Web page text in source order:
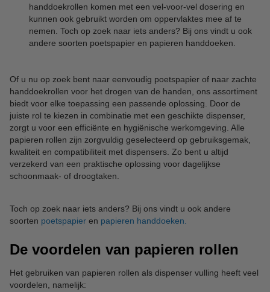
handdoekrollen komen met een vel-voor-vel dosering en
kunnen ook gebruikt worden om oppervlaktes mee af te
nemen. Toch op zoek naar iets anders? Bij ons vindt u ook
andere soorten poetspapier en papieren handdoeken.
Of u nu op zoek bent naar eenvoudig poetspapier of naar zachte
handdoekrollen voor het drogen van de handen, ons assortiment
biedt voor elke toepassing een passende oplossing. Door de
juiste rol te kiezen in combinatie met een geschikte dispenser,
zorgt u voor een efficiënte en hygiënische werkomgeving. Alle
papieren rollen zijn zorgvuldig geselecteerd op gebruiksgemak,
kwaliteit en compatibiliteit met dispensers. Zo bent u altijd
verzekerd van een praktische oplossing voor dagelijkse
schoonmaak- of droogtaken.
Toch op zoek naar iets anders? Bij ons vindt u ook andere
soorten poetspapier en papieren handdoeken.
De voordelen van papieren rollen
Het gebruiken van papieren rollen als dispenser vulling heeft veel
voordelen, namelijk: